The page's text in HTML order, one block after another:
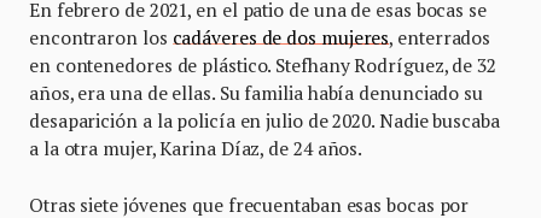
En febrero de 2021, en el patio de una de esas bocas se
encontraron los cadáveres de dos mujeres, enterrados
en contenedores de plástico. Stefhany Rodríguez, de 32
años, era una de ellas. Su familia había denunciado su
desaparición a la policía en julio de 2020. Nadie buscaba
a la otra mujer, Karina Díaz, de 24 años.
Otras siete jóvenes que frecuentaban esas bocas por